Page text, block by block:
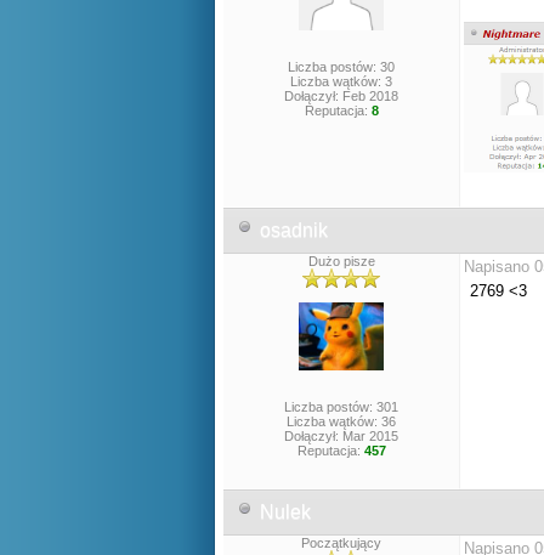
Liczba postów: 30
Liczba wątków: 3
Dołączył: Feb 2018
Reputacja: 8
osadnik
Dużo pisze
Liczba postów: 301
Liczba wątków: 36
Dołączył: Mar 2015
Reputacja: 457
Napisano
2769 <3
Nulek
Początkujący Napisano